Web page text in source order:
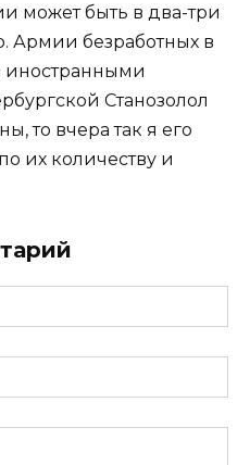
может быть в два-три
Армии безработных в
иностранными
Станозолол
то вчера так я его
их количеству и